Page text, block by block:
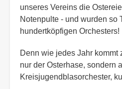
unseres Vereins die
Notenpulte - und wurden so
hundertköpfigen Orchesters!
Denn wie jedes Jahr kommt
nur der Osterhase, sondern
Kreisjugendblasorchester,